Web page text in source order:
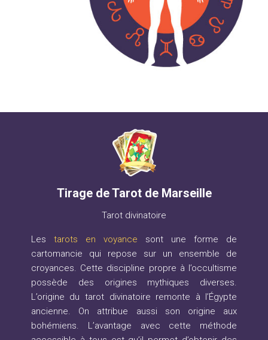
Tirage de Tarot de Marseille
Tarot divinatoire
Les tarots en voyance sont une forme de
cartomancie qui repose sur un ensemble de
croyances. Cette discipline propre à l’occultisme
possède des origines mythiques diverses.
L’origine du tarot divinatoire remonte à l’Égypte
ancienne. On attribue aussi son origine aux
bohémiens. L’avantage avec cette méthode